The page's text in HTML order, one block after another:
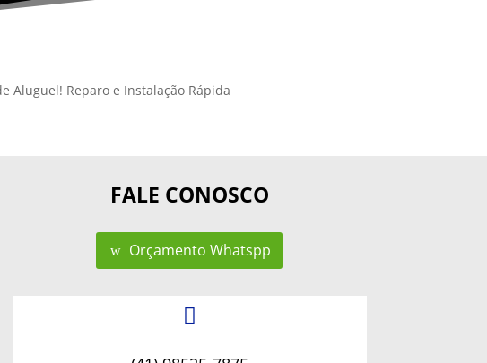
Aluguel! Reparo e Instalação Rápida
FALE CONOSCO
Orçamento Whatspp
